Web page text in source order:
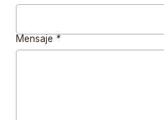
Mensaje *